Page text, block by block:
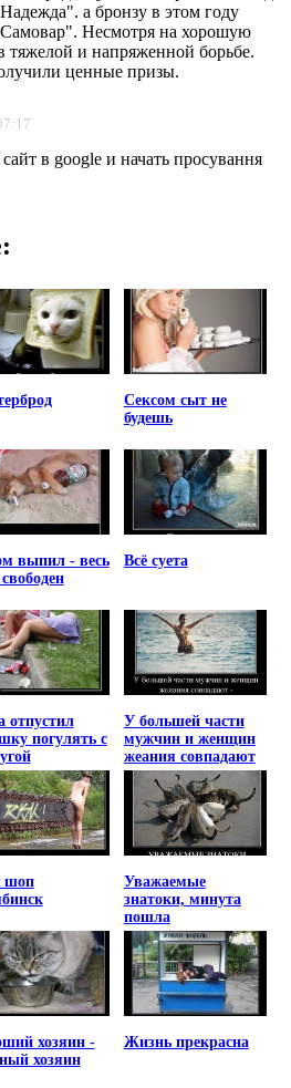
а бронзу в этом году
Несмотря на хорошую
тяжелой и напряженной борьбе.
ценные призы.
в google и начать просування
Сексом сыт не
будешь
выпил - весь
Всё суета
отпустил
погулять с
У большей части
мужчин и женщин
жеания совпадают
шоп
Уважаемые
знатоки, минута
пошла
хозяин -
хозяин
Жизнь прекрасна